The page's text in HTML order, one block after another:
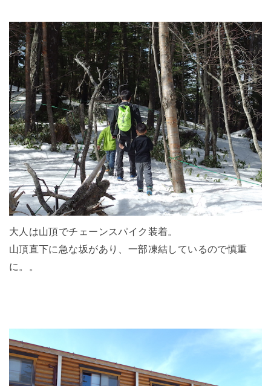
大人は山頂でチェーンスパイク装着。
山頂直下に急な坂があり、一部凍結しているので慎重
に。。